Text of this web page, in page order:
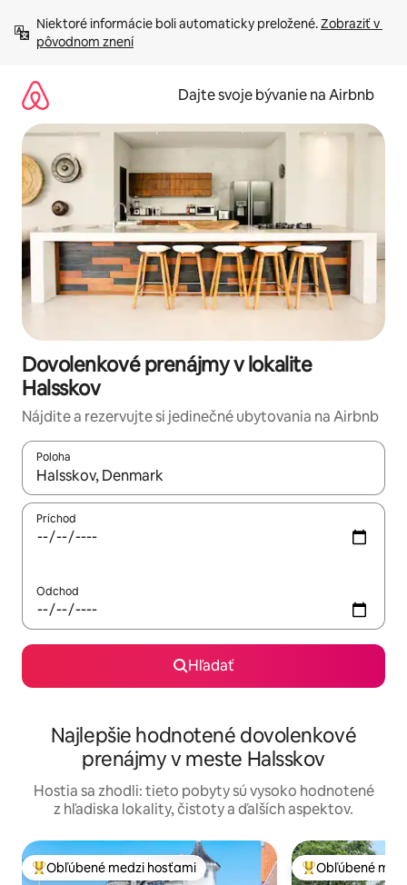
obsah.
Niektoré informácie boli automaticky preložené. Zobraziť v
pôvodnom znení
Dajte svoje bývanie na Airbnb
Dovolenkové prenájmy v lokalite
Halsskov
Nájdite a rezervujte si jedinečné ubytovania na Airbnb
Poloha
Keď budú výsledky k dispozícii, môžete si ich prechádzať
Príchod
Odchod
Hľadať
Najlepšie hodnotené dovolenkové
prenájmy v meste Halsskov
Hostia sa zhodli: tieto pobyty sú vysoko hodnotené
z hľadiska lokality, čistoty a ďalších aspektov.
Najobľúbenejšie medzi hosťami
Obľúbené medzi hosťami Najobľúbenejšie
Obľúbené